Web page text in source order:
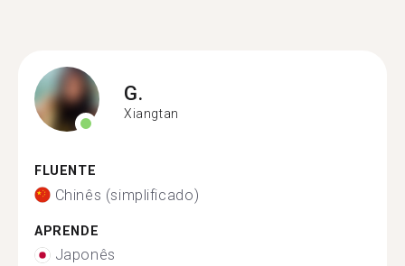
G.
Xiangtan
FLUENTE
Chinês (simplificado)
APRENDE
Japonês